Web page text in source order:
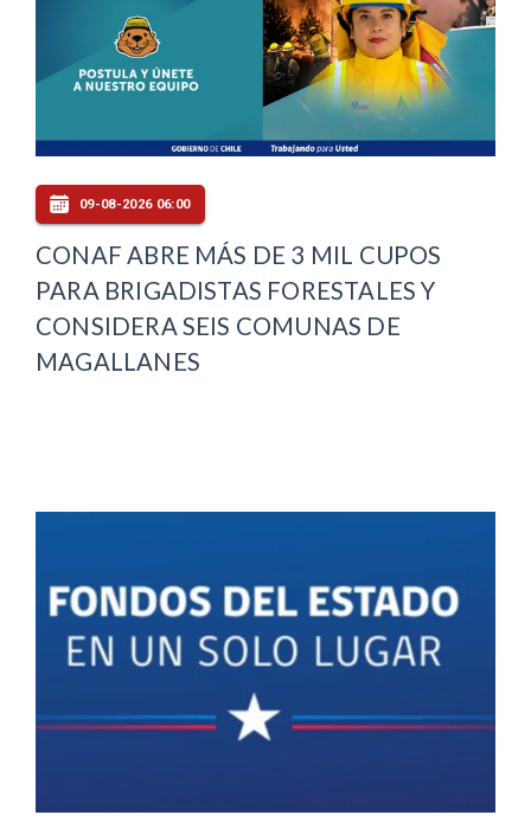
09-08-2026 06:00
CONAF ABRE MÁS DE 3 MIL CUPOS
PARA BRIGADISTAS FORESTALES Y
CONSIDERA SEIS COMUNAS DE
MAGALLANES